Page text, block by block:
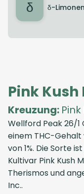
δ δ-Limonen
Pink Kush
Kreuzung:
Wellford Peak 26/1
einem THC-Gehalt
von 1%. Die Sorte
Kultivar Pink Kush
Therismos und
Inc..